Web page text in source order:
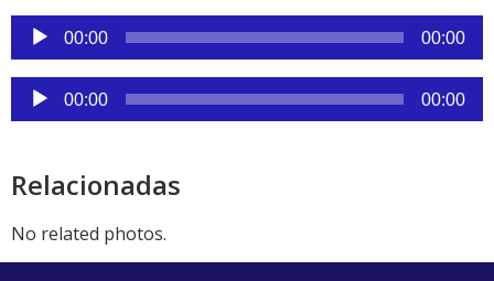
Reproductor
de
audio
00:00 00:00
Reproductor
de
00:00 00:00
Relacionadas
No related photos.